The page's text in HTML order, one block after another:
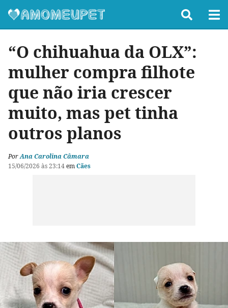
“O chihuahua da OLX”:
mulher compra filhote
que não iria crescer
muito, mas pet tinha
outros planos
PorAna Carolina Câmara
15/06/2026 às 23:14emCães